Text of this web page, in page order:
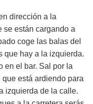
dirección a la
se están cargando a
coge las balas del
que hay a la izquierda.
en el bar. Sal por la
está ardiendo para
izquierda de la calle.